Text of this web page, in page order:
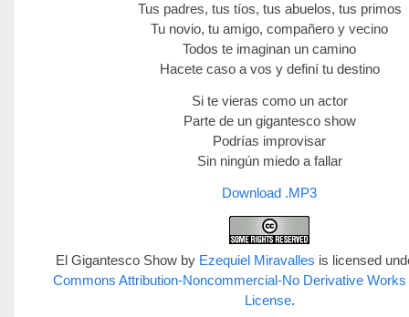
Tus padres, tus tíos, tus abuelos, tus primos
Tu novio, tu amigo, compañero y vecino
Todos te imaginan un camino
Hacete caso a vos y definí tu destino
Si te vieras como un actor
Parte de un gigantesco show
Podrías improvisar
Sin ningún miedo a fallar
Download .MP3
El Gigantesco Showby Ezequiel Miravalles is licensed
Commons Attribution-Noncommercial-No Derivative Works
License.